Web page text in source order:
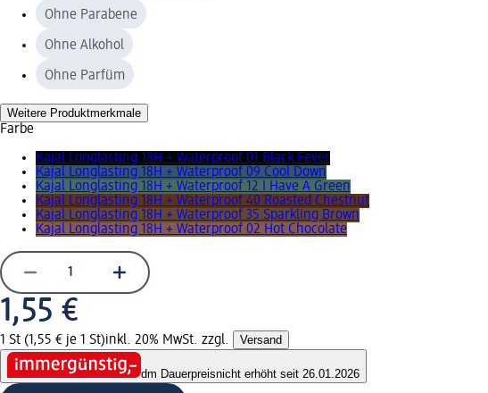
Ohne Parabene
Ohne Alkohol
Ohne Parfüm
Weitere Produktmerkmale
Farbe
Kajal Longlasting 18H + Waterproof 01 Black Fever
Kajal Longlasting 18H + Waterproof 09 Cool Down
Kajal Longlasting 18H + Waterproof 12 I Have A Green
Kajal Longlasting 18H + Waterproof 40 Roasted Chestnut
Kajal Longlasting 18H + Waterproof 35 Sparkling Brown
Kajal Longlasting 18H + Waterproof 02 Hot Chocolate
1,55 €
1 St (1,55 € je 1 St)inkl. 20% MwSt. zzgl. Versand
dm Dauerpreisnicht erhöht seit 26.01.2026